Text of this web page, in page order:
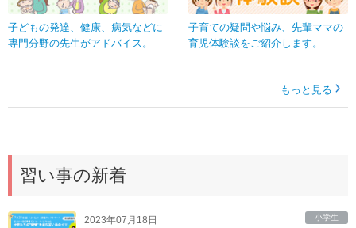
子どもの発達、健康、病気などに
専門分野の先生がアドバイス。
子育ての疑問や悩み、先輩ママの
育児体験談をご紹介します。
もっと見る
習い事の新着
2023年07月18日 小学生